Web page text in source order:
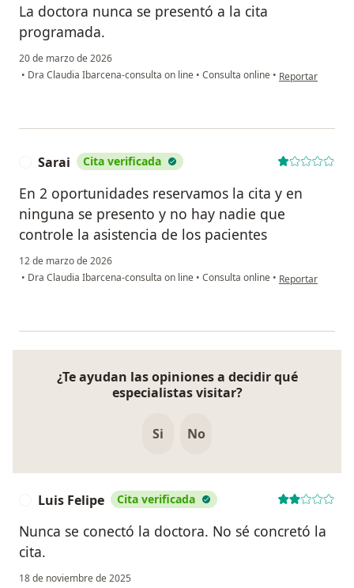
La doctora nunca se presentó a la cita
programada.
20 de marzo de 2026
• Dra Claudia Ibarcena-consulta on line • Consulta online • en opinión del
Reportar
Sarai Cita verificada
En 2 oportunidades reservamos la cita y en
ninguna se presento y no hay nadie que
controle la asistencia de los pacientes
12 de marzo de 2026
• Dra Claudia Ibarcena-consulta on line • Consulta online • en opinión del
Reportar
¿Te ayudan las opiniones a decidir qué
especialistas visitar?
Si No
Luis Felipe Cita verificada
Nunca se conectó la doctora. No sé concretó la
cita.
18 de noviembre de 2025